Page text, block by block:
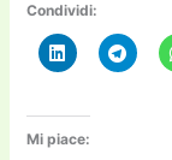
Condividi:
Mi piace: